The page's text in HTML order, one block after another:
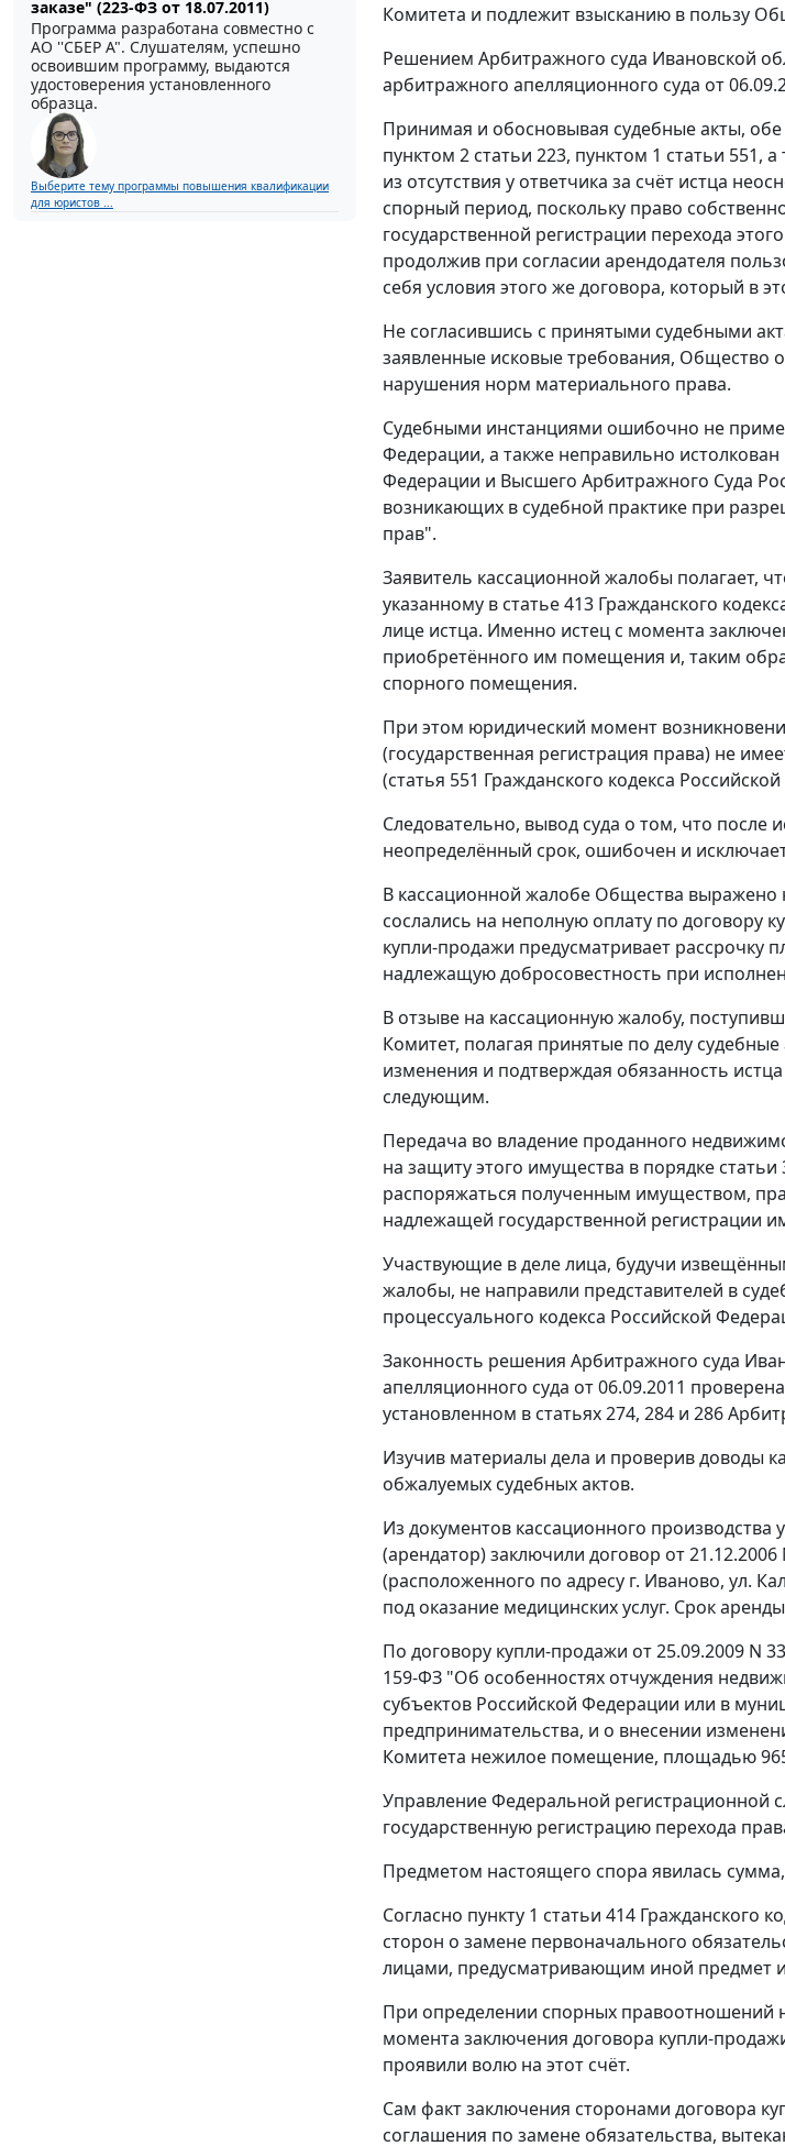
заказе" (223-ФЗ от 18.07.2011)
Программа разработана совместно с
АО ''СБЕР А". Слушателям, успешно
освоившим программу, выдаются
удостоверения установленного
образца.
Выберите тему программы повышения квалификации
для юристов ...
Комитета и подлежит взысканию в пользу
Решением Арбитражного суда Ивановской
арбитражного апелляционного суда от
Принимая и обосновывая судебные акты,
пунктом 2 статьи 223, пунктом 1 статьи 551, а
из отсутствия у ответчика за счёт истца
спорный период, поскольку право
государственной регистрации перехода
продолжив при согласии арендодателя
себя условия этого же договора, который в
Не согласившись с принятыми судебными
заявленные исковые требования, Общество
нарушения норм материального права.
Судебными инстанциями ошибочно не
Федерации, а также неправильно истолкован
Федерации и Высшего Арбитражного Суда
возникающих в судебной практике при
прав".
Заявитель кассационной жалобы полагает,
указанному в статье 413 Гражданского
лице истца. Именно истец с момента
приобретённого им помещения и, таким
спорного помещения.
При этом юридический момент
(государственная регистрация права) не
(статья 551 Гражданского кодекса
Следовательно, вывод суда о том, что после
неопределённый срок, ошибочен и
В кассационной жалобе Общества выражено
сослались на неполную оплату по договору
купли-продажи предусматривает рассрочку
надлежащую добросовестность при
В отзыве на кассационную жалобу,
Комитет, полагая принятые по делу
изменения и подтверждая обязанность
следующим.
Передача во владение проданного
на защиту этого имущества в порядке статьи
распоряжаться полученным имуществом,
надлежащей государственной регистрации
Участвующие в деле лица, будучи
жалобы, не направили представителей в
процессуального кодекса Российской
Законность решения Арбитражного суда
апелляционного суда от 06.09.2011
установленном в статьях 274, 284 и 286
Изучив материалы дела и проверив доводы
обжалуемых судебных актов.
Из документов кассационного
(арендатор) заключили договор от
(расположенного по адресу г. Иваново, ул.
под оказание медицинских услуг. Срок
По договору купли-продажи от 25.09.2009 N
159-ФЗ "Об особенностях отчуждения
субъектов Российской Федерации или в
предпринимательства, и о внесении
Комитета нежилое помещение, площадью
Управление Федеральной регистрационной
государственную регистрацию перехода
Предметом настоящего спора явилась
Согласно пункту 1 статьи 414 Гражданского
сторон о замене первоначального
лицами, предусматривающим иной предмет
При определении спорных правоотношений
момента заключения договора купли-
проявили волю на этот счёт.
Сам факт заключения сторонами договора
соглашения по замене обязательства,